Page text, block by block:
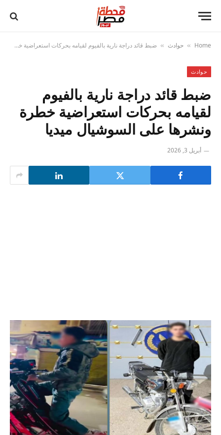
Home
» حوادث » ضبط قائد دراجة نارية بالفيوم لقيامه بحركات استعراضية خطرة ونشرها على السوشيال ميديا
حوادث
ضبط قائد دراجة نارية بالفيوم
لقيامه بحركات استعراضية خطرة
ونشرها على السوشيال ميديا
أبريل 3, 2026